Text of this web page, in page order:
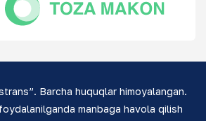
Barcha huquqlar himoyalangan.
manbaga havola qilish